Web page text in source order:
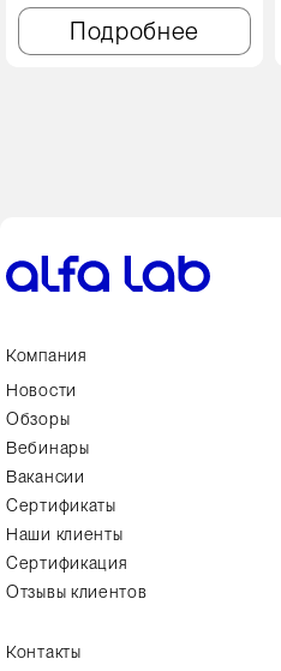
Подробнее
Компания
Новости
Обзоры
Вебинары
Вакансии
Сертификаты
Наши клиенты
Сертификация
Отзывы клиентов
Контакты